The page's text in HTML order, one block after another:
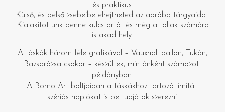
és praktikus.
Külső, és belső zsebeibe elrejtheted az apróbb tárgyaidat.
Kialakítottunk benne kulcstartót és még a tollak számára
is akad hely.
A táskák három féle grafikával – Vauxhall ballon, Tukán,
Bazsarózsa csokor – készültek, mintánként számozott
példányban.
A Bomo Art boltjaiban a táskákhoz tartozó limitált
szériás naplókat is be tudjátok szerezni.